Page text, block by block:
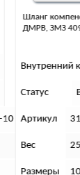
00
Шланг
ДМРВ
Внутренний
Статус
Артикул
Вес
Размеры